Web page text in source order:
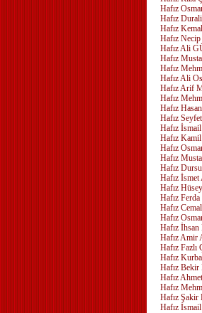
Hafız
Hafız
Hafız
Hafız
Hafız Ali
Hafız
Hafız
Hafız Ali
Hafız Arif
Hafız
Hafız
Hafız
Hafız
Hafız
Hafız
Hafız
Hafız
Hafız
Hafız
Hafız
Hafız
Hafız
Hafız
Hafız Amir
Hafız
Hafız
Hafız Bekir
Hafız
Hafız
Hafız
Hafız